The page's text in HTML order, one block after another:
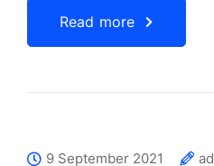
Read more
9 September 2021